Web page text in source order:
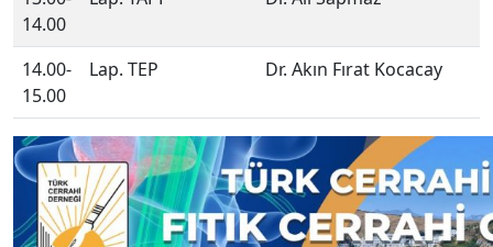
14.00
14.00-
15.00
Lap. TEP Dr. Akın Fırat Kocacay